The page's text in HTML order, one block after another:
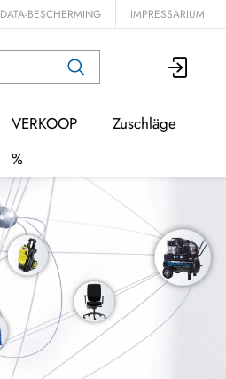
DATA-BESCHERMING IMPRESSARIUM
VERKOOP
%
Zuschläge